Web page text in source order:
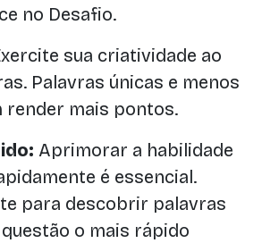
no Desafio.
sua criatividade ao
Palavras únicas e menos
render mais pontos.
Aprimorar a habilidade
é essencial.
para descobrir palavras
o mais rápido